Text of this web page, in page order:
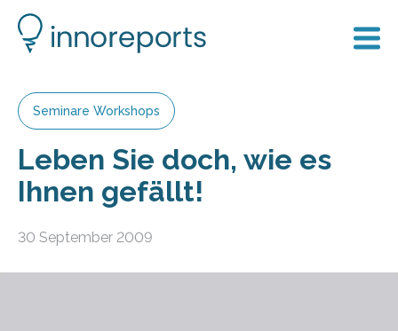
Seminare Workshops
Leben Sie doch, wie es
Ihnen gefällt!
30 September 2009